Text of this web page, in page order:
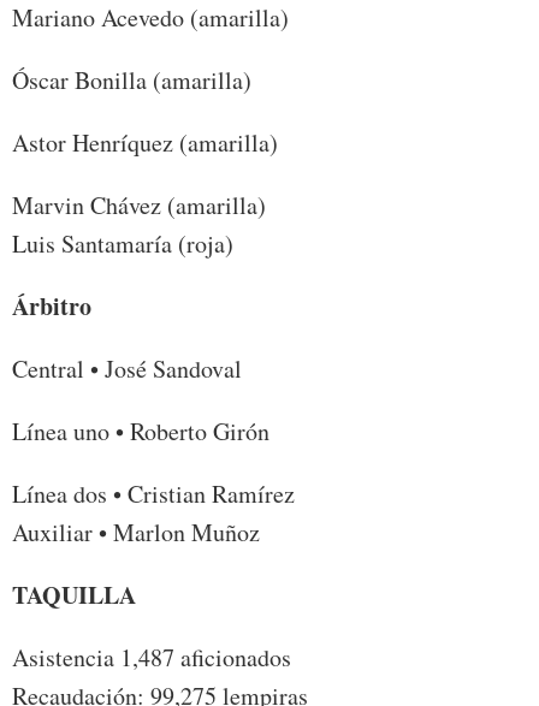
Mariano Acevedo (amarilla)
Óscar Bonilla (amarilla)
Astor Henríquez (amarilla)
Marvin Chávez (amarilla)
Luis Santamaría (roja)
Árbitro
Central • José Sandoval
Línea uno • Roberto Girón
Línea dos • Cristian Ramírez
Auxiliar • Marlon Muñoz
TAQUILLA
Asistencia 1,487 aficionados
Recaudación: 99,275 lempiras